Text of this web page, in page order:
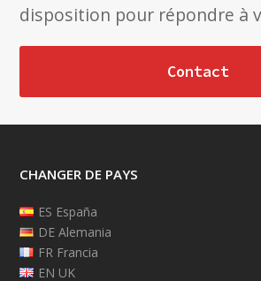
disposition pour répondre à
Contact
CHANGER DE PAYS
ES España
DE Alemania
FR Francia
EN UK